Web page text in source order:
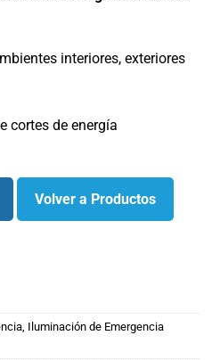
interiores, exteriores
cortes de energía
Volver a Productos
Iluminación de Emergencia